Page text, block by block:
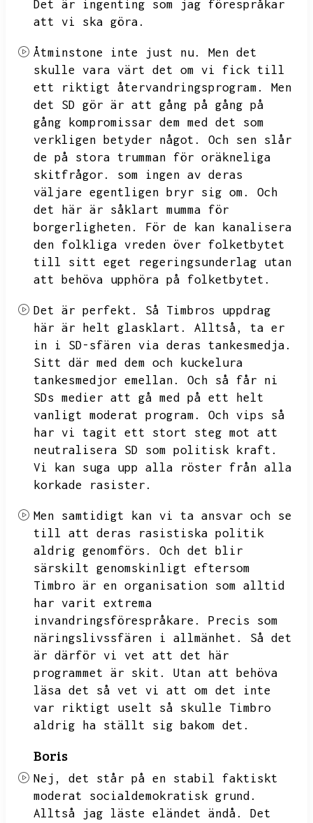
Det är ingenting som jag förespråkar
att vi ska göra.
Åtminstone inte just nu.
Men det
skulle vara värt det om vi fick till
ett riktigt återvandringsprogram.
Men
det SD gör är att gång på gång på
gång kompromissar dem med det som
verkligen betyder något.
Och sen slår
de på stora trumman för oräkneliga
skitfrågor.
som ingen av deras
väljare egentligen bryr sig om.
Och
det här är såklart mumma för
borgerligheten.
För de kan kanalisera
den folkliga vreden över folketbytet
till sitt eget regeringsunderlag utan
att behöva upphöra på folketbytet.
Det är perfekt. Så Timbros uppdrag
här är helt glasklart.
Alltså,
ta er
in i SD-sfären via deras tankesmedja.
Sitt där med dem och kuckelura
tankesmedjor emellan.
Och så får ni
SDs medier att gå med på ett helt
vanligt moderat program.
Och vips så
har vi tagit ett stort steg mot att
neutralisera SD som politisk kraft.
Vi kan suga upp alla röster från alla
korkade rasister.
Men samtidigt kan vi ta ansvar och se
till att deras rasistiska politik
aldrig genomförs.
Och det blir
särskilt genomskinligt eftersom
Timbro är en organisation som alltid
har varit extrema
invandringsförespråkare.
Precis som
näringslivssfären i allmänhet.
Så det
är därför vi vet att det här
programmet är skit.
Utan att behöva
läsa det så vet vi att om det inte
var riktigt uselt så skulle Timbro
aldrig ha ställt sig bakom det.
Boris
Nej,
det står på en stabil faktiskt
moderat socialdemokratisk grund.
Alltså jag läste eländet ändå.
Det